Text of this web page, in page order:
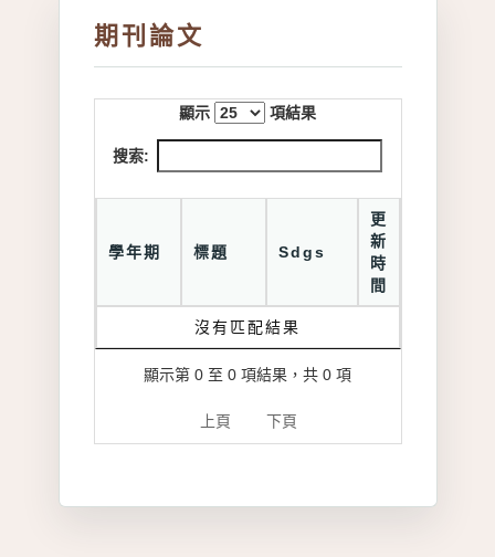
期刊論文
顯示 項結果
搜索:
學年期 標題 Sdgs
更
新
時
間
沒有匹配結果
顯示第 0 至 0 項結果，共 0 項
上頁 下頁